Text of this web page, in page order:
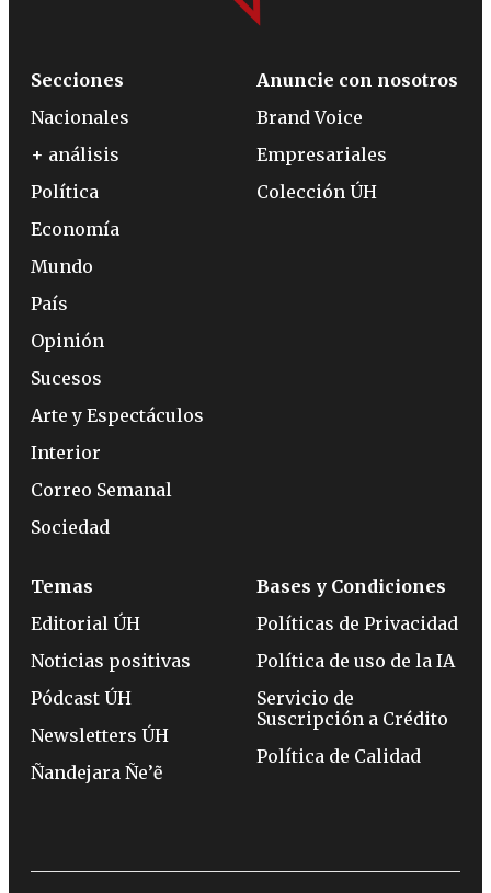
Secciones
Nacionales
+ análisis
Política
Economía
Mundo
País
Opinión
Sucesos
Arte y Espectáculos
Interior
Correo Semanal
Sociedad
Anuncie con nosotros
Brand Voice
Empresariales
Colección ÚH
Temas
Editorial ÚH
Noticias positivas
Pódcast ÚH
Newsletters ÚH
Ñandejara Ñe’ẽ
Bases y Condiciones
Políticas de Privacidad
Política de uso de la IA
Servicio de
Suscripción a Crédito
Política de Calidad